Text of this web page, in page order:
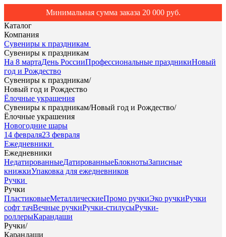
Минимальная сумма заказа 20 000 руб.
Каталог
Компания
Сувениры к праздникам
Сувениры к праздникам
На 8 мартаДень РоссииПрофессиональные праздникиНовый
год и Рождество
Сувениры к праздникам/
Новый год и Рождество
Ёлочные украшения
Сувениры к праздникам/Новый год и Рождество/
Ёлочные украшения
Новогодние шары
14 февраля23 февраля
Ежедневники
Ежедневники
НедатированныеДатированныеБлокнотыЗаписные
книжкиУпаковка для ежедневников
Ручки
Ручки
ПластиковыеМеталлическиеПромо ручкиЭко ручкиРучки
софт тачВечные ручкиРучки-стилусыРучки-
роллерыКарандаши
Ручки/
Карандаши